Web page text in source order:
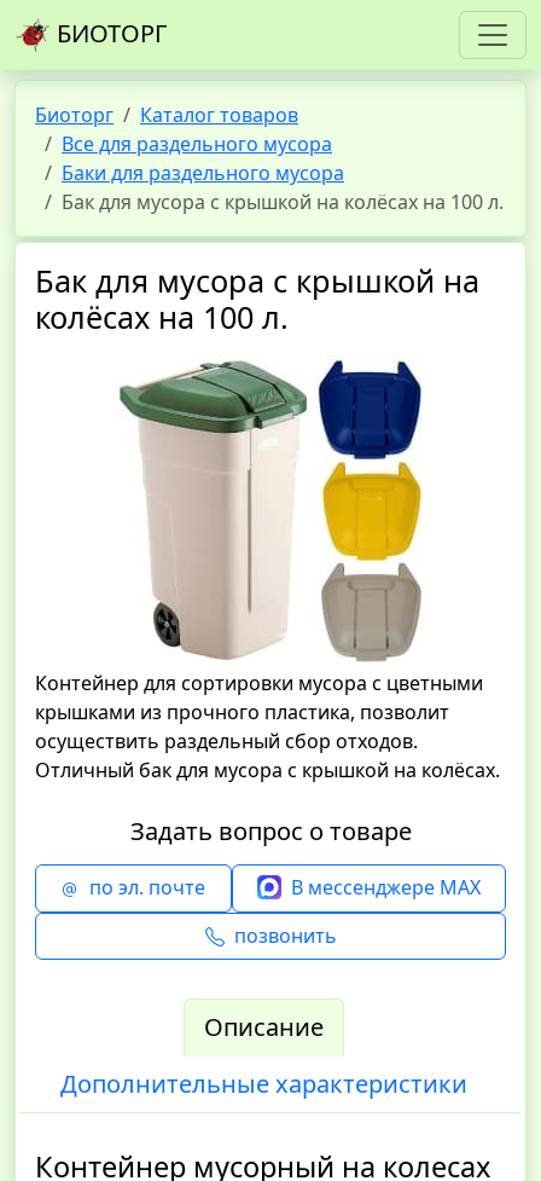
БИОТОРГ
Биоторг
Каталог товаров
Все для раздельного мусора
Баки для раздельного мусора
Бак для мусора с крышкой на колёсах на 100 л.
Бак для мусора с крышкой на
колёсах на 100 л.
Контейнер для сортировки мусора с цветными
крышками из прочного пластика, позволит
осуществить раздельный сбор отходов.
Отличный бак для мусора с крышкой на колёсах.
Задать вопрос о товаре
по эл. почте
В мессенджере MAX
позвонить
Описание
Дополнительные характеристики
Контейнер мусорный на колесах